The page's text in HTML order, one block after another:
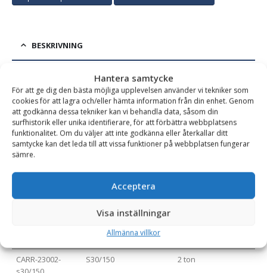
Hantera samtycke
För att ge dig den bästa möjliga upplevelsen använder vi tekniker som
cookies för att lagra och/eller hämta information från din enhet. Genom
att godkänna dessa tekniker kan vi behandla data, såsom din
surfhistorik eller unika identifierare, för att förbättra webbplatsens
funktionalitet. Om du väljer att inte godkänna eller återkallar ditt
samtycke kan det leda till att vissa funktioner på webbplatsen fungerar
sämre.
Acceptera
Visa inställningar
Allmänna villkor
BESKRIVNING
Direktinfäst tiltfäste för grävmaskin 2-25 ton,
hydraulisk låsning
Hydrauliskt tiltfäste för direktinfästning i grävmaskin med 45
graders tiltvinkel. Låsning och lossning av redskap sker
hydrauliskt. Tiltfästet, som levereras med maskinaxlar, är CE-
märkt och tillverkad i Sverige.
Fäste (redskapssida)
CARR-23002-
S30/150 2 ton